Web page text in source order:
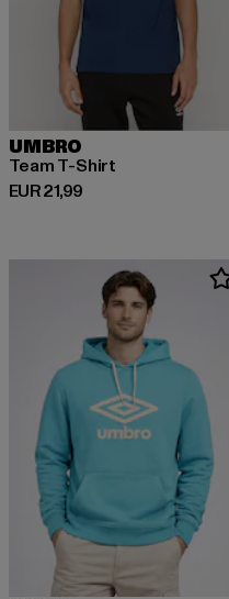
UMBRO
Team T-Shirt
EUR 21,99
Derzeitiger Preis: EUR 21,99